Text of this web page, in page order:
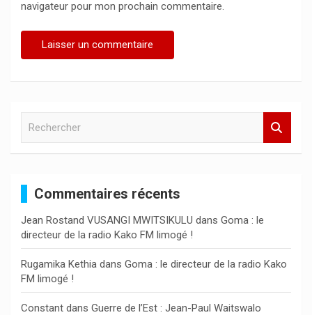
navigateur pour mon prochain commentaire.
c
h
e
r
Commentaires récents
Jean Rostand VUSANGI MWITSIKULU dans Goma : le
directeur de la radio Kako FM limogé !
Rugamika Kethia dans Goma : le directeur de la radio Kako
FM limogé !
Constant dans Guerre de l’Est : Jean-Paul Waitswalo